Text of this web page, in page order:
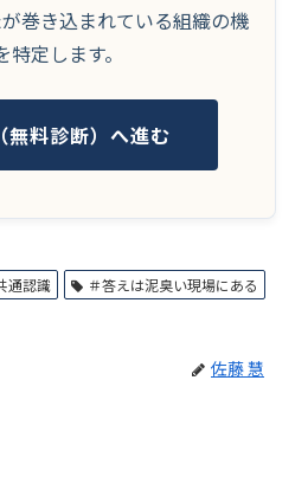
巻き込まれている組織の機
定します。
無料診断）へ進む
通認識
＃答えは泥臭い現場にある
佐藤 慧